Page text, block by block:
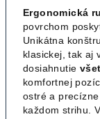
Ergonomická
povrchom
Unikátna
klasickej, tak aj
dosiahnutie
komfortnej
ostré a precízne
každom strihu.